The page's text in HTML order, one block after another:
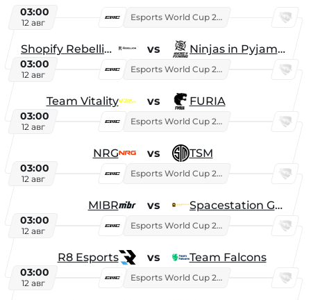
03:00
12 авг
Esports World Cup 2026
Shopify Rebellion vs Ninjas in Pyjamas
03:00
12 авг
Esports World Cup 2026
Team Vitality vs FURIA
03:00
12 авг
Esports World Cup 2026
NRG vs TSM
03:00
12 авг
Esports World Cup 2026
MIBR vs Spacestation Gaming
03:00
12 авг
Esports World Cup 2026
R8 Esports vs Team Falcons
03:00
12 авг
Esports World Cup 2026